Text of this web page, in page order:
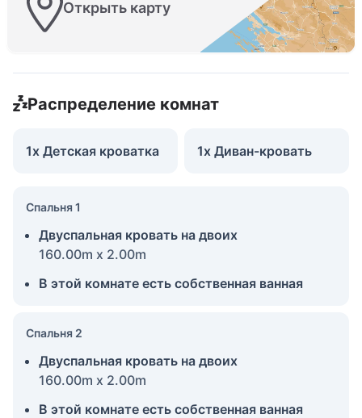
Открыть карту
Распределение комнат
1x Детская кроватка 1x Диван-кровать
Спальня 1
Двуспальная кровать на двоих
160.00m x 2.00m
В этой комнате есть собственная ванная
Спальня 2
Двуспальная кровать на двоих
160.00m x 2.00m
В этой комнате есть собственная ванная